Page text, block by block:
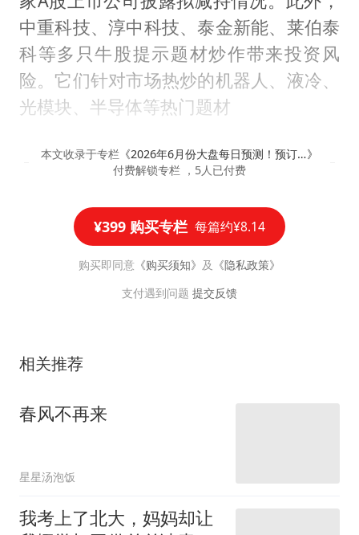
中重科技、淳中科技、泰金新能、莱伯泰
科等多只牛股提示题材炒作带来投资风
险。它们针对市场热炒的机器人、液冷、
光模块、半导体等热门题材
本文收录于专栏《 2026年6月份大盘每日预测！预订版！》
付费解锁专栏 ，5人已付费
¥399 购买专栏 每篇约¥8.14
购买即同意 《购买须知》 及 《隐私政策》
支付遇到问题 提交反馈
相关推荐
春风不再来
星星汤泡饭
我考上了北大，妈妈却让